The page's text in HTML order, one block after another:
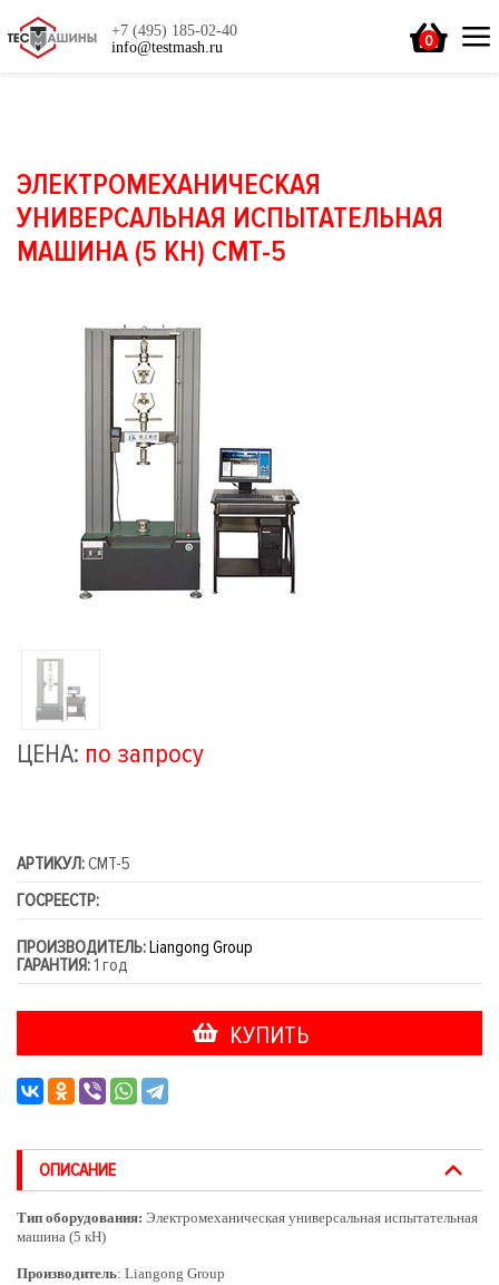
+7 (495) 185-02-40
info@testmash.ru
0
ЭЛЕКТРОМЕХАНИЧЕСКАЯ
УНИВЕРСАЛЬНАЯ ИСПЫТАТЕЛЬНАЯ
МАШИНА (5 КН) CMT-5
ЦЕНА: по запросу
АРТИКУЛ:CMT-5
ГОСРЕЕСТР:
ПРОИЗВОДИТЕЛЬ:Liangong Group
ГАРАНТИЯ:1 год
КУПИТЬ
ОПИСАНИЕ
Тип оборудования: Электромеханическая универсальная испытательная
машина (5 кН)
Производитель: Liangong Group